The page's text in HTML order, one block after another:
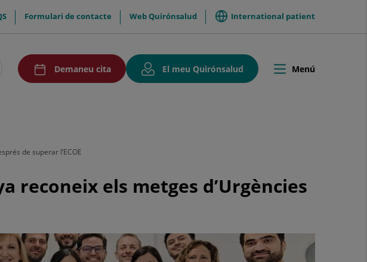
Formulari de contacte Web Quirónsalud International patient
menuAcceso
Demaneu cita Aquest
enllaç
s'obrirà
El meu Quirónsalud Aquest
enllaç
s'obrirà
Toggle
Menú
de superar l’ECOE
reconeix els metges d’Urgències